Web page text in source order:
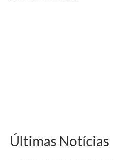
Últimas Notícias